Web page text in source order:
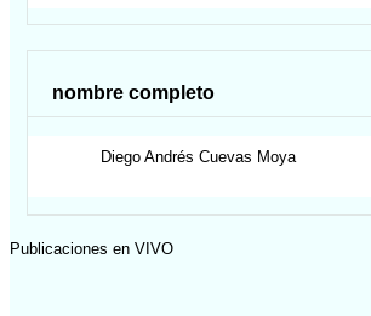
nombre completo
Diego Andrés Cuevas Moya
Publicaciones en VIVO